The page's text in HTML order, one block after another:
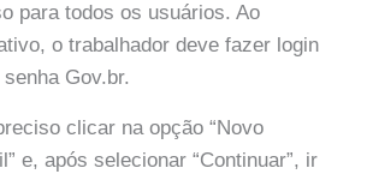
para todos os usuários. Ao
o trabalhador deve fazer login
Gov.br.
clicar na opção “Novo
e, após selecionar “Continuar”, ir